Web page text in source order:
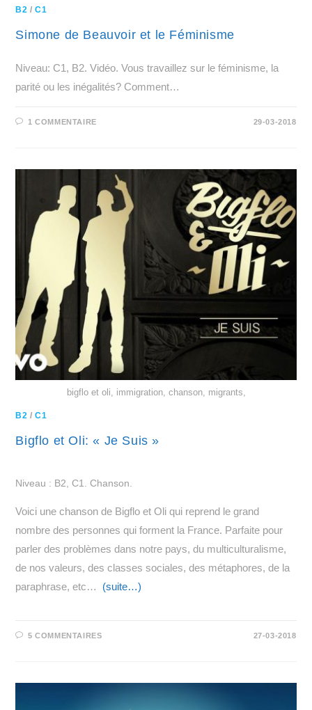
B2 /C1
Simone de Beauvoir et le Féminisme
Niveau: C1, B2. Vidéo. Vous travaillez sur le féminisme, la
parité ou les inégalités? Comment…
1 COMMENTAIRE 29-03-2018
bigflo et oli, immigration, chanson, migrants,
B2 /C1
Bigflo et Oli: « Je Suis »
Niveau : B2, C1. Chanson.
Voici une chanson de Bigflo et Oli qui reprend le grand
nombre des personnes qui forment la France. Parfaite pour
parler des problèmes dans notre pays, du multiculturalisme,
de nos valeurs, des classes sociales, des métaphores, de la
paraphrase, etc… (suite…)
5 COMMENTAIRES 27-03-2018